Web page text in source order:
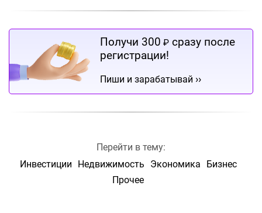
Получи 300 ₽ сразу после
регистрации!
Пиши и зарабатывай ››
Перейти в тему:
Инвестиции
Недвижимость Экономика
Бизнес
Прочее